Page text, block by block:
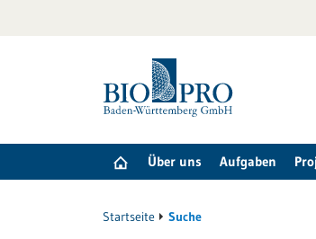
Über uns Aufgaben
Startseite Suche